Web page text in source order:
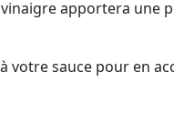
apportera une
sauce pour en